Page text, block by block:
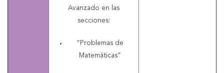
Avanzado en las
secciones:
“Problemas de
Matemáticas”